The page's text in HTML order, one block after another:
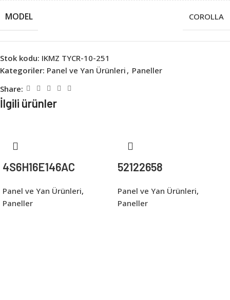
MODEL COROLLA
Stok kodu: IKMZ TYCR-10-251
Kategoriler: Panel ve Yan Ürünleri , Paneller
Share:
İlgili ürünler
4S6H16E146AC
Panel ve Yan Ürünleri,
Paneller
52122658
Panel ve Yan Ürünleri,
Paneller